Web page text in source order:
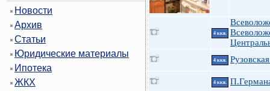
Новости
Архив
Статьи
Юридические материалы
Ипотека
ЖКХ
4 ккв.
4 ккв.
4 ккв.